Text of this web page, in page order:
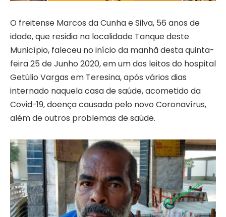
O freitense Marcos da Cunha e Silva, 56 anos de
idade, que residia na localidade Tanque deste
Município, faleceu no início da manhã desta quinta-
feira 25 de Junho 2020, em um dos leitos do hospital
Getúlio Vargas em Teresina, após vários dias
internado naquela casa de saúde, acometido da
Covid-19, doença causada pelo novo Coronavírus,
além de outros problemas de saúde.